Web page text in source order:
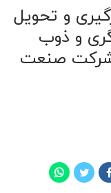
و تحویل
و ذوب
شرکت صنعت